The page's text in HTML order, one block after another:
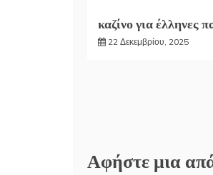
καζίνο για έλληνες
22 Δεκεμβρίου, 2025
Αφήστε μια